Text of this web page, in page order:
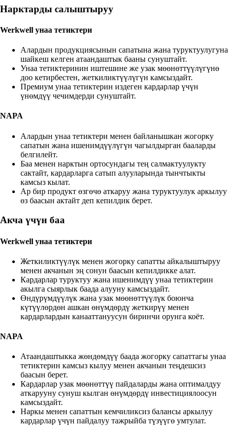
Нарктарды салыштыруу
Werkwell унаа тетиктери
Алардын продукциясынын сапатына жана туруктуулугуна
шайкеш келген атаандаштык бааны сунуштайт.
Унаа тетиктеринин иштешине же узак мөөнөттүүлүгүнө
доо кетирбестен, жеткиликтүүлүгүн камсыздайт.
Премиум унаа тетиктерин издеген кардарлар үчүн
үнөмдүү чечимдерди сунуштайт.
NAPA
Алардын унаа тетиктери менен байланышкан жогорку
сапатын жана ишенимдүүлүгүн чагылдырган бааларды
белгилейт.
Баа менен нарктын ортосундагы тең салмактуулукту
сактайт, кардарларга сатып алууларында тынчтыкты
камсыз кылат.
Ар бир продукт өзгөчө аткаруу жана туруктуулук аркылуу
өз баасын актайт деп кепилдик берет.
Акча үчүн баа
Werkwell унаа тетиктери
Жеткиликтүүлүк менен жогорку сапатты айкалыштыруу
менен акчанын эң сонун баасын кепилдикке алат.
Кардарлар туруктуу жана ишенимдүү унаа тетиктерин
акылга сыярлык баада алууну камсыздайт.
Өндүрүмдүүлүк жана узак мөөнөттүүлүк боюнча
күтүүлөрдөн ашкан өнүмдөрдү жеткирүү менен
кардарлардын канааттануусун биринчи орунга коёт.
NAPA
Атаандаштыкка жөндөмдүү баада жогорку сапаттагы унаа
тетиктерин камсыз кылуу менен акчанын теңдешсиз
баасын берет.
Кардарлар узак мөөнөттүү пайдаларды жана оптималдуу
аткарууну сунуш кылган өнүмдөрдү инвестициялоосун
камсыздайт.
Наркы менен сапаттын кемчиликсиз балансы аркылуу
кардарлар үчүн пайдалуу тажрыйба түзүүгө умтулат.